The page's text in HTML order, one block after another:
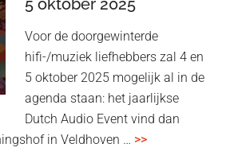
Voor de doorgewinterde
hifi-/muziek liefhebbers zal 4 en
5 oktober 2025 mogelijk al in de
agenda staan: het jaarlijkse
Dutch Audio Event vind dan
in Veldhoven … >>overDutch